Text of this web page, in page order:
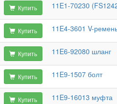
Купить 11E1-70230
Купить 11E4-3601 V-
Купить 11E6-92080 шланг
Купить 11E9-1507 болт
Купить 11E9-16013 муфта